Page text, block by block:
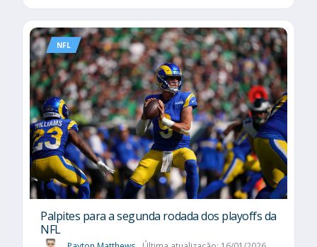
NFL
Palpites para a segunda rodada dos playoffs da
NFL